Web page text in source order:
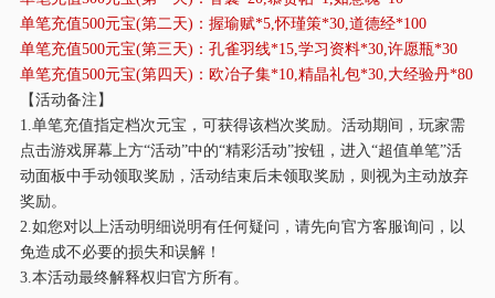
单笔充值500元宝(第二天)：握瑜赋*5,怀瑾策*30,道德经*100
单笔充值500元宝(第三天)：孔雀羽线*15,学习资料*30,许愿瓶*30
单笔充值500元宝(第四天)：欧冶子集*10,精晶礼包*30,大经验丹*80
【活动备注】
1.单笔充值指定档次元宝，可获得该档次奖励。活动期间，玩家需
点击游戏屏幕上方“活动”中的“精彩活动”按钮，进入“超值单笔”活
动面板中手动领取奖励，活动结束后未领取奖励，则视为主动放弃
奖励。
2.如您对以上活动明细说明有任何疑问，请先向官方客服询问，以
免造成不必要的损失和误解！
3.本活动最终解释权归官方所有。